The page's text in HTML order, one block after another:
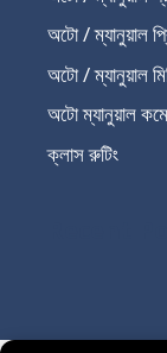
অটো / ম্যানুয়াল
অটো / ম্যানুয়াল
অটো ম্যানুয়াল
ক্লাস রুটিং